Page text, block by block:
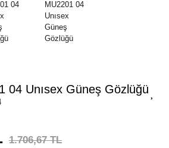
04 Unısex Güneş Gözlüğü
1.706,67 TL